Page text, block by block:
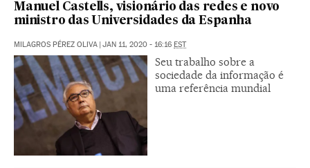
Manuel Castells, visionário das redes e novo
ministro das Universidades da Espanha
MILAGROS PÉREZ OLIVA | JAN 11, 2020 - 16:16 EST
Seu trabalho sobre a
sociedade da informação é
uma referência mundial